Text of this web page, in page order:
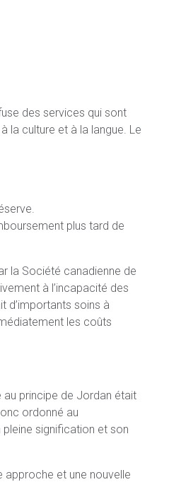
des services qui sont
la culture et à la langue. Le
plus tard de
la Société canadienne de
à l’incapacité des
d’importants soins à
les coûts
au principe de Jordan était
ordonné au
signification et son
approche et une nouvelle